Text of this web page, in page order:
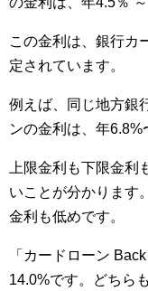
この金利は、銀行カ
定されています。
例えば、同じ地方銀
ンの金利は、年6.8%
上限金利も下限金
いことが分かります
金利も低めです。
「カードローン
14.0%です。どちら